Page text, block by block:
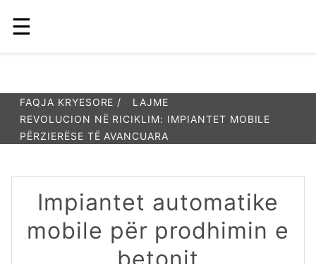
☰
FAQJA KRYESORE /
LAJME
REVOLUCION NË RICIKLIM: IMPIANTET MOBILE
PËRZIERËSE TË AVANCUARA
Impiantet automatike
mobile për prodhimin e